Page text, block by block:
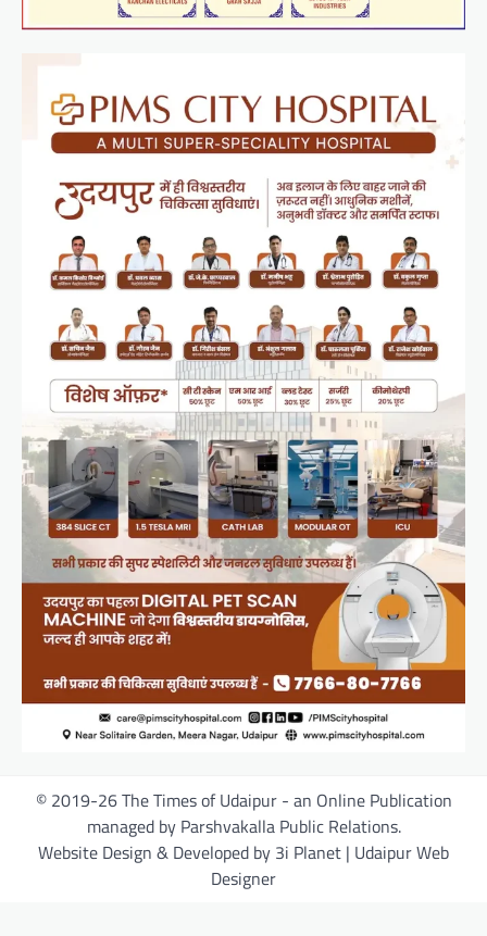
© 2019-26 The Times of Udaipur - an Online Publication
managed by Parshvakalla Public Relations.
Website Design & Developed by 3i Planet | Udaipur Web
Designer